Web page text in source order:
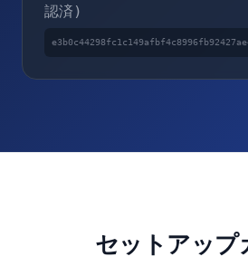
認済)
セットアップ